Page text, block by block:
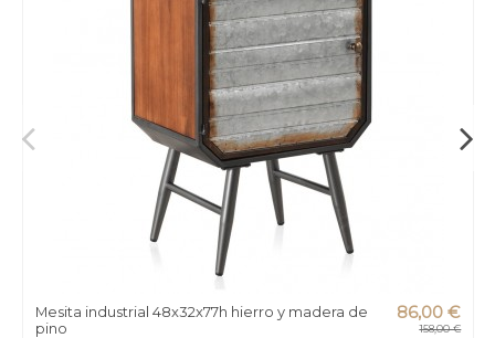
Mesita industrial 48x32x77h hierro y madera de
pino
86,00 €
158,00 €